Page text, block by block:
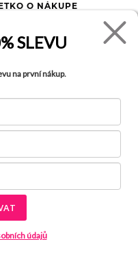
O NÁKUPE
reklamovať tovar
veľkostí
SLEVU
na první nákup.
údajů